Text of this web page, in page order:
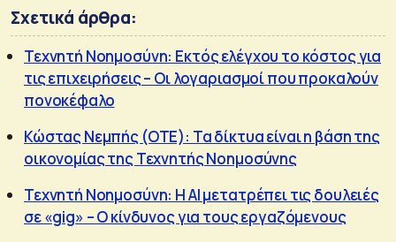
Σχετικά άρθρα:
Τεχνητή Νοημοσύνη: Εκτός ελέγχου το κόστος για
τις επιχειρήσεις – Οι λογαριασμοί που προκαλούν
πονοκέφαλο
Κώστας Νεμπής (ΟΤΕ): Τα δίκτυα είναι η βάση της
οικονομίας της Τεχνητής Νοημοσύνης
Τεχνητή Νοημοσύνη: Η AI μετατρέπει τις δουλειές
σε «gig» – Ο κίνδυνος για τους εργαζόμενους